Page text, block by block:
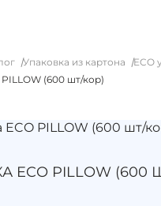
Упаковка из картона
ECO
(600 шт/кор)
ECO PILLOW (600